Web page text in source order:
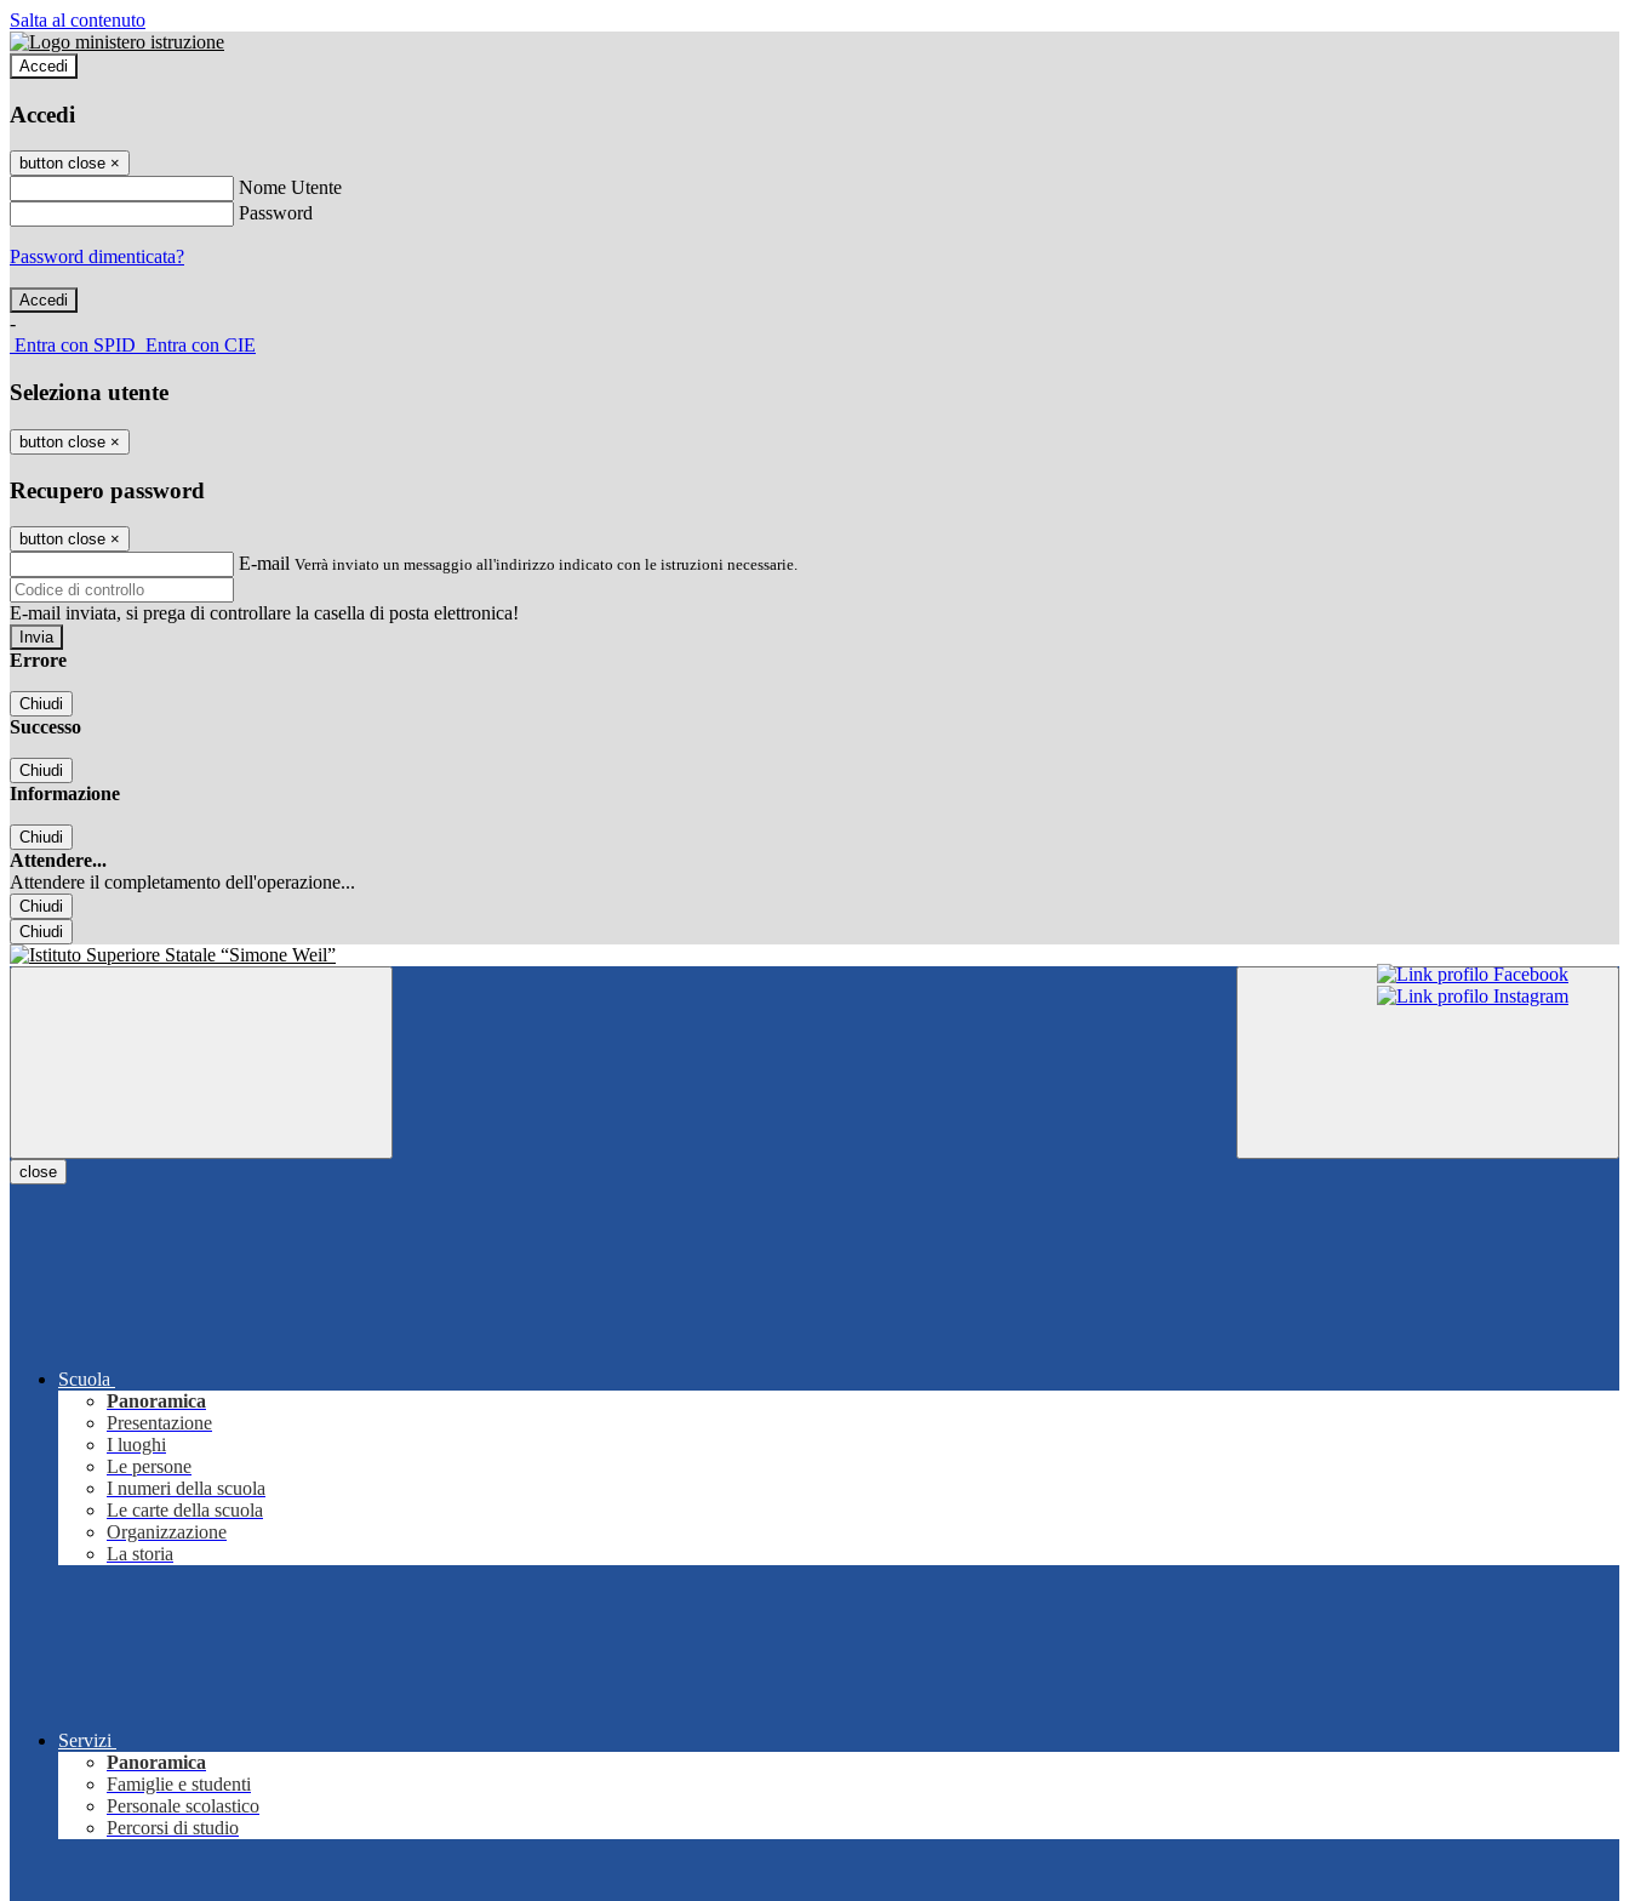
Salta al contenuto
Accedi
Accedi
button close ×
Nome Utente
Password
Password dimenticata?
-
Entra con SPID Entra con CIE
Seleziona utente
button close ×
Recupero password
button close ×
E-mail Verrà inviato un messaggio all'indirizzo indicato con le istruzioni necessarie.
E-mail inviata, si prega di controllare la casella di posta elettronica!
Errore
Chiudi
Successo
Chiudi
Informazione
Chiudi
Attendere...
Attendere il completamento dell'operazione...
Chiudi
Chiudi
close
Scuola
Panoramica
Presentazione
I luoghi
Le persone
I numeri della scuola
Le carte della scuola
Organizzazione
La storia
Servizi
Panoramica
Famiglie e studenti
Personale scolastico
Percorsi di studio